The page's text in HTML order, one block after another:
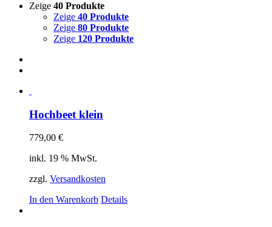
Zeige 40 Produkte
Zeige 40 Produkte
Zeige 80 Produkte
Zeige 120 Produkte
Hochbeet klein
779,00 €
inkl. 19 % MwSt.
zzgl. Versandkosten
In den Warenkorb Details